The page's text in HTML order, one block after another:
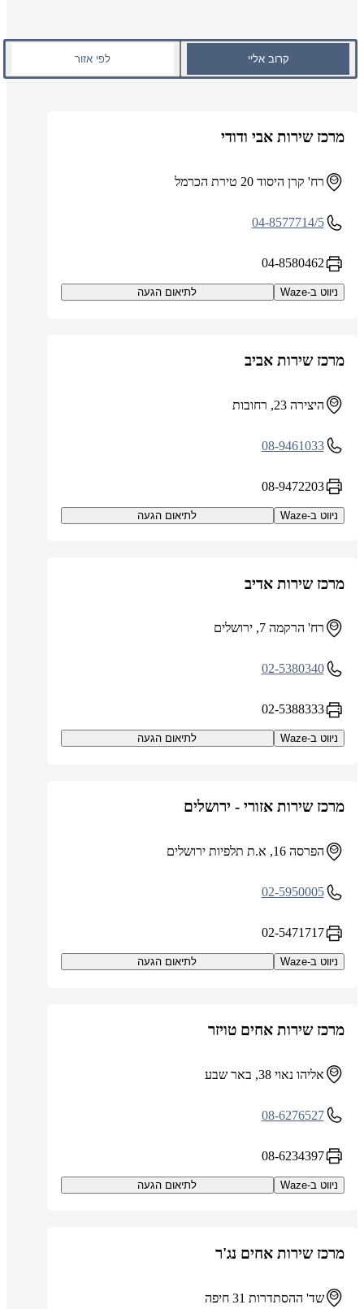
קרוב אליי לפי אזור
מרכז שירות אבי ודודי
רח' קרן היסוד 20 טירת הכרמל
04-8577714/5
04-8580462
ניווט ב-Waze לתיאום הגעה
מרכז שירות אביב
היצירה 23, רחובות
08-9461033
08-9472203
ניווט ב-Waze לתיאום הגעה
מרכז שירות אדיב
רח' הרקמה 7, ירושלים
02-5380340
02-5388333
ניווט ב-Waze לתיאום הגעה
מרכז שירות אזורי - ירושלים
הפרסה 16, א.ת תלפיות ירושלים
02-5950005
02-5471717
ניווט ב-Waze לתיאום הגעה
מרכז שירות אחים טויזר
אליהו נאוי 38, באר שבע
08-6276527
08-6234397
ניווט ב-Waze לתיאום הגעה
מרכז שירות אחים נג'ר
שד' ההסתדרות 31 חיפה